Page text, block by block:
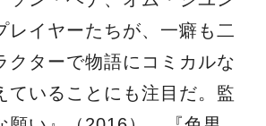
レイヤーたちが、一癖も二
クターで物語にコミカルな
ていることにも注目だ。監